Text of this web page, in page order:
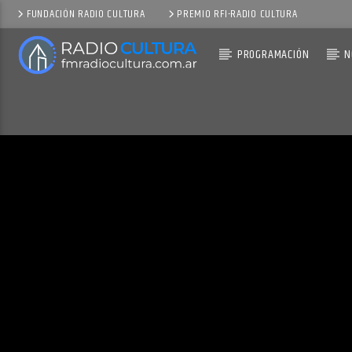
FUNDACIÓN RADIO CULTURA PREMIO RFI-RADIO CULTURA
PROGRAMACIÓN